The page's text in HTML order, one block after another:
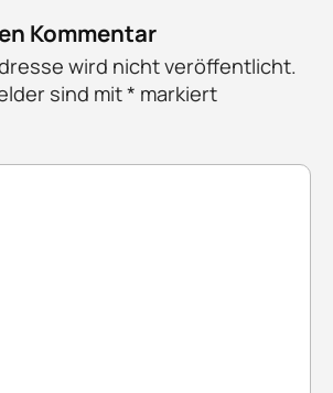
Kommentar
wird nicht veröffentlicht.
sind mit* markiert